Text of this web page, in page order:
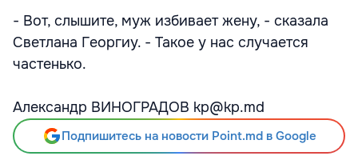
- Вот, слышите, муж избивает жену, - сказала
Светлана Георгиу. - Такое у нас случается
частенько.
Александр ВИНОГРАДОВ kp@kp.md
Подпишитесь на новости Point.md в Google